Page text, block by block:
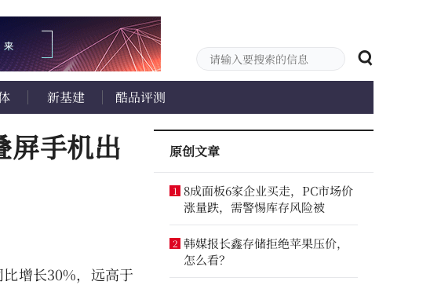
新基建 酷品评测
屏手机出
增长30%，远高于
原创文章
1
8成面板6家企业买走，PC市场价
涨量跌，需警惕库存风险被
2 韩媒报长鑫存储拒绝苹果压价，
怎么看？